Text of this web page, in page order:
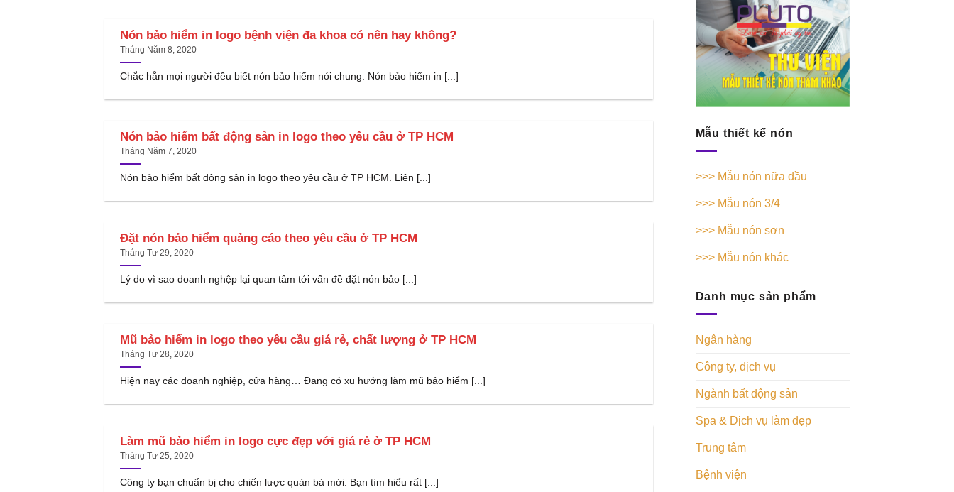
Nón bảo hiểm in logo bệnh viện đa khoa có nên hay không?
Tháng Năm 8, 2020
Chắc hẳn mọi người đều biết nón bảo hiểm nói chung. Nón bảo hiểm in [...]
Nón bảo hiểm bất động sản in logo theo yêu cầu ở TP HCM
Tháng Năm 7, 2020
Nón bảo hiểm bất động sản in logo theo yêu cầu ở TP HCM. Liên [...]
Đặt nón bảo hiểm quảng cáo theo yêu cầu ở TP HCM
Tháng Tư 29, 2020
Lý do vì sao doanh nghệp lại quan tâm tới vấn đề đặt nón bảo [...]
Mũ bảo hiểm in logo theo yêu cầu giá rẻ, chất lượng ở TP HCM
Tháng Tư 28, 2020
Hiện nay các doanh nghiệp, cửa hàng… Đang có xu hướng làm mũ bảo hiểm [...]
Làm mũ bảo hiểm in logo cực đẹp với giá rẻ ở TP HCM
Tháng Tư 25, 2020
Công ty bạn chuẩn bị cho chiến lược quản bá mới. Bạn tìm hiểu rất [...]
Mẫu thiết kế nón
>>> Mẫu nón nữa đầu
>>> Mẫu nón 3/4
>>> Mẫu nón sơn
>>> Mẫu nón khác
Danh mục sản phẩm
Ngân hàng
Công ty, dịch vụ
Ngành bất động sản
Spa & Dịch vụ làm đẹp
Trung tâm
Bệnh viện